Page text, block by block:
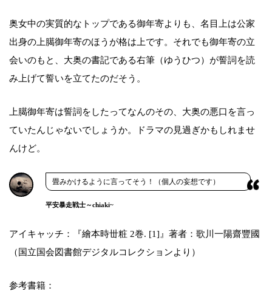
奥女中の実質的なトップである御年寄よりも、名目上は公家
出身の上臈御年寄のほうが格は上です。それでも御年寄の立
会いのもと、大奥の書記である右筆（ゆうひつ）が誓詞を読
み上げて誓いを立てたのだそう。
上臈御年寄は誓詞をしたってなんのその、大奥の悪口を言っ
ていたんじゃないでしょうか。ドラマの見過ぎかもしれませ
んけど。
畳みかけるように言ってそう！（個人の妄想です）
平安暴走戦士～chiaki~
アイキャッチ：『繪本時丗粧 2巻. [1]』著者：歌川一陽齋豐國
（国立国会図書館デジタルコレクションより）
参考書籍：